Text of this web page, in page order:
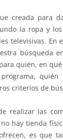
creada para
la ropa y
televisivas. En
búsqueda
quién, en
quién
criterios de
realizar las
hay tienda
es que